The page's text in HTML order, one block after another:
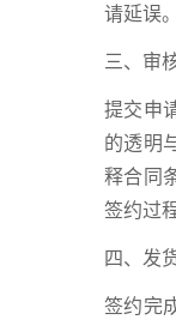
请延误。
三、审
提交申
的透明
释合同
签约过
四、发
签约完